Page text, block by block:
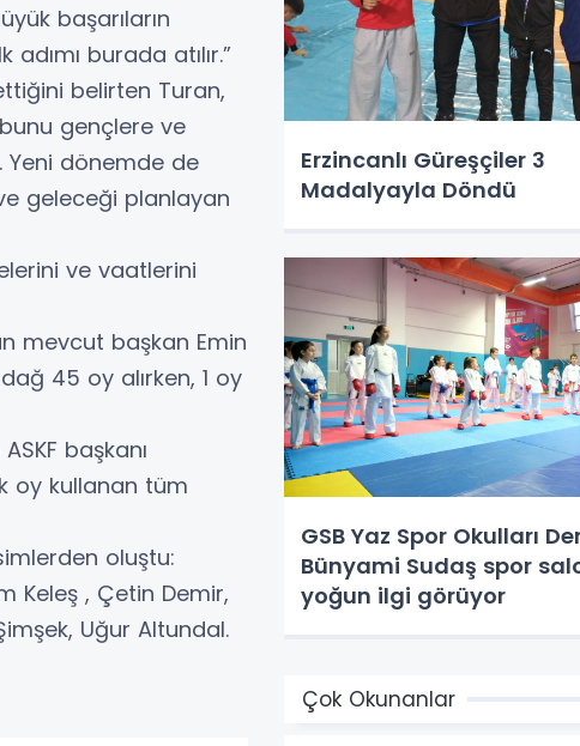
başarıların
burada atılır.”
belirten Turan,
gençlere ve
Yeni dönemde de
geleceği planlayan
ve vaatlerini
mevcut başkan Emin
45 oy alırken, 1 oy
başkanı
oy kullanan tüm
oluştu:
Keleş , Çetin Demir,
Uğur Altundal.
Erzincanlı Güreşçiler 3
Madalyayla Döndü
GSB Yaz Spor Okulları
Bünyami Sudaş spor
yoğun ilgi görüyor
Çok Okunanlar